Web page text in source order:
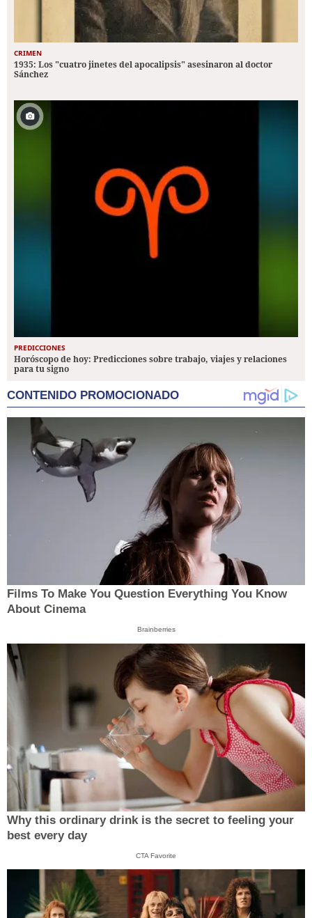
CRIMEN
1935: Los "cuatro jinetes del apocalipsis" asesinaron al doctor
Sánchez
PREDICCIONES
Horóscopo de hoy: Predicciones sobre trabajo, viajes y relaciones
para tu signo
CONTENIDO PROMOCIONADO
Films To Make You Question Everything You Know
About Cinema
Brainberries
Why this ordinary drink is the secret to feeling your
best every day
CTA Favorite